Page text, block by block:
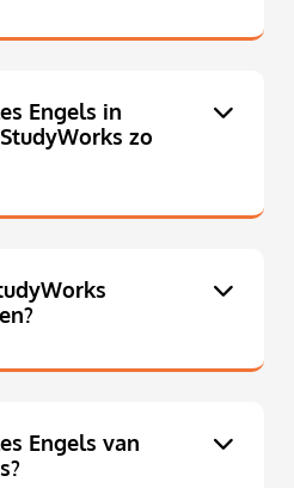
Engels in
zo
Engels van